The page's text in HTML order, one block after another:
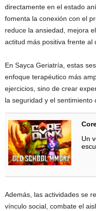
directamente en el estado
fomenta la conexión con el
reduce la ansiedad, mejora
actitud más positiva frente al
En Sayca Geriatría, estas
enfoque terapéutico más
ejercicios, sino de crear
la seguridad y el sentimiento
Un
Además, las actividades se
vínculo social, combate el